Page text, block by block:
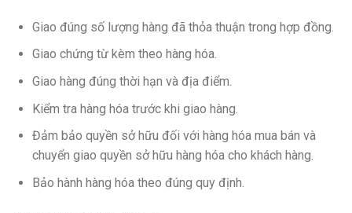
Giao đúng số lượng hàng đã thỏa thuận trong hợp đồng.
Giao chứng từ kèm theo hàng hóa.
Giao hàng đúng thời hạn và địa điểm.
Kiểm tra hàng hóa trước khi giao hàng.
Đảm bảo quyền sở hữu đối với hàng hóa mua bán và
chuyển giao quyền sở hữu hàng hóa cho khách hàng.
Bảo hành hàng hóa theo đúng quy định.